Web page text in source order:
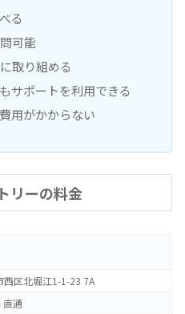
る
可能
取り組める
サポートを利用できる
用がかからない
リーの料金
西区北堀江1-1-23 7A
通